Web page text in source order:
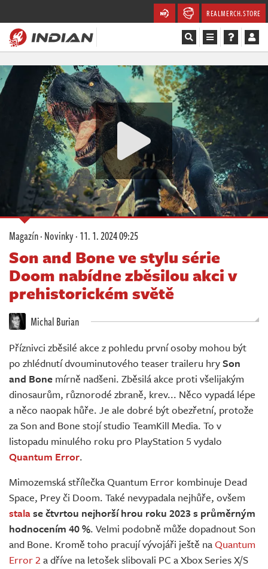
REALMERCH.STORE
Magazín
Recenze
Soutěže
Databáze
Komunita
Redakce
Živě
Magazín·Novinky·11. 1. 2024 09:25
Son and Bone ve stylu série
Doom nabídne zběsilou akci v
prehistorickém světě
Michal Burian
Příznivci zběsilé akce z pohledu první osoby mohou být
po zhlédnutí dvouminutového teaser traileru hrySon
and Bone mírně nadšeni. Zběsilá akce proti všelijakým
dinosaurům, různorodé zbraně, krev... Něco vypadá lépe
a něco naopak hůře. Je ale dobré být obezřetní, protože
za Son and Bone stojí studio TeamKill Media. To v
listopadu minulého roku pro PlayStation 5 vydalo
Quantum Error.
Mimozemská střílečka Quantum Error kombinuje Dead
Space, Prey či Doom. Také nevypadala nejhůře, ovšem
stalase čtvrtou nejhorší hrou roku 2023 s průměrným
hodnocením 40 %. Velmi podobně může dopadnout Son
and Bone. Kromě toho pracují vývojáři ještě naQuantum
Error 2 a dříve na letošek slibovali PC a Xbox Series X/S